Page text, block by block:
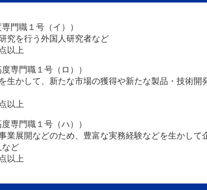
門職１号（イ））
究を行う外国人研究者など
以上
専門職１号（ロ））
生かして、新たな市場の獲得や新たな製品・技術開
以上
専門職１号（ハ））
業展開などのため、豊富な実務経験などを生かして
ど
以上